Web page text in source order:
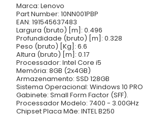
Marca: Lenovo
Part Number: 10NN001PBP
EAN: 191545637483
Largura (bruto) [m]: 0.496
Profundidade (bruto) [m]: 0.328
Peso (bruto) [Kg]: 6.6
Altura (bruto) [m]: 0.17
Processador: Intel Core i5
Memória: 8GB (2x4GB)
Armazenamento: SSD 128GB
Sistema Operacional: Windows 10 PRO
Gabinete: Small Form Factor (SFF).
Processador Modelo: 7400 - 3.00GHz
Chipset Placa Mãe: INTEL B250